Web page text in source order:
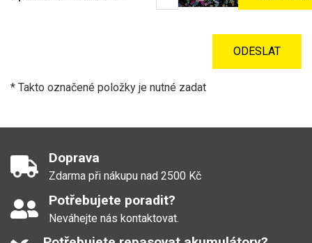
* Takto označené položky je nutné zadat
Doprava
Zdarma při nákupu nad 2500 Kč
Potřebujete poradit?
Neváhejte nás kontaktovat.